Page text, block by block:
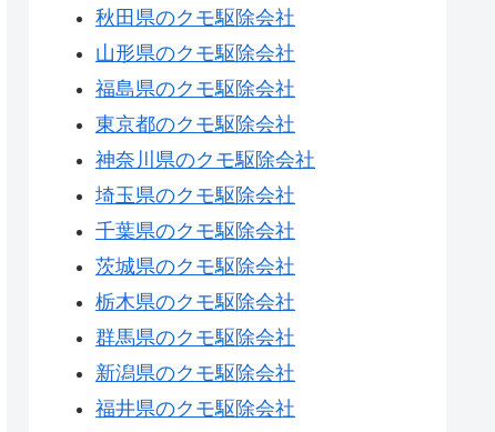
秋田県のクモ駆除会社
山形県のクモ駆除会社
福島県のクモ駆除会社
東京都のクモ駆除会社
神奈川県のクモ駆除会社
埼玉県のクモ駆除会社
千葉県のクモ駆除会社
茨城県のクモ駆除会社
栃木県のクモ駆除会社
群馬県のクモ駆除会社
新潟県のクモ駆除会社
福井県のクモ駆除会社